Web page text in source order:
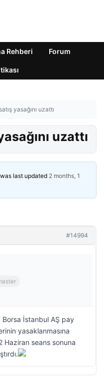
Rehberi Forum
yasağını uzattı
uzattı
last updated 2 months, 1
#14994
Borsa İstanbul AŞ pay
yasaklanmasına
Haziran seans sonuna